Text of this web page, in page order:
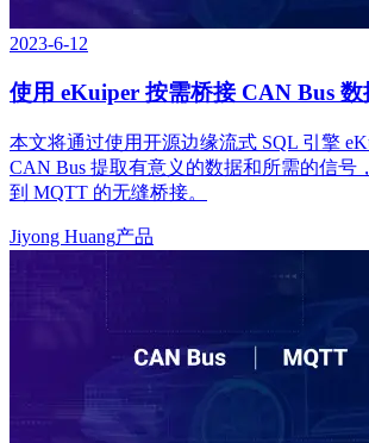
2023-6-12
使用 eKuiper 按需桥接 CAN Bus
本文将通过使用开源边缘流式 SQL 引擎
CAN Bus 提取有意义的数据和所需的信号
到 MQTT 的无缝桥接。
Jiyong Huang产品